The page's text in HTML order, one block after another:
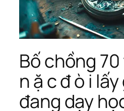
Bố chồng
n ặ c đ ò i
đang dạy